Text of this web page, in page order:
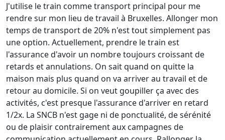
J'utilise le train comme transport principal pour me
rendre sur mon lieu de travail à Bruxelles. Allonger mon
temps de transport de 20% n'est tout simplement pas
une option. Actuellement, prendre le train est
l'assurance d'avoir un nombre toujours croissant de
retards et annulations. On sait quand on quitte la
maison mais plus quand on va arriver au travail et de
retour au domicile. Si on veut goupiller ça avec des
activités, c'est presque l'assurance d'arriver en retard
1/2x. La SNCB n'est gage ni de ponctualité, de sérénité
ou de plaisir contrairement aux campagnes de